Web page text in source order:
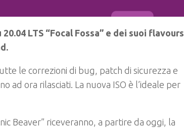
LTS “Focal Fossa” e dei suoi flavours
le correzioni di bug, patch di sicurezza e
ad ora rilasciati. La nuova ISO è l’ideale per
Beaver” riceveranno, a partire da oggi, la